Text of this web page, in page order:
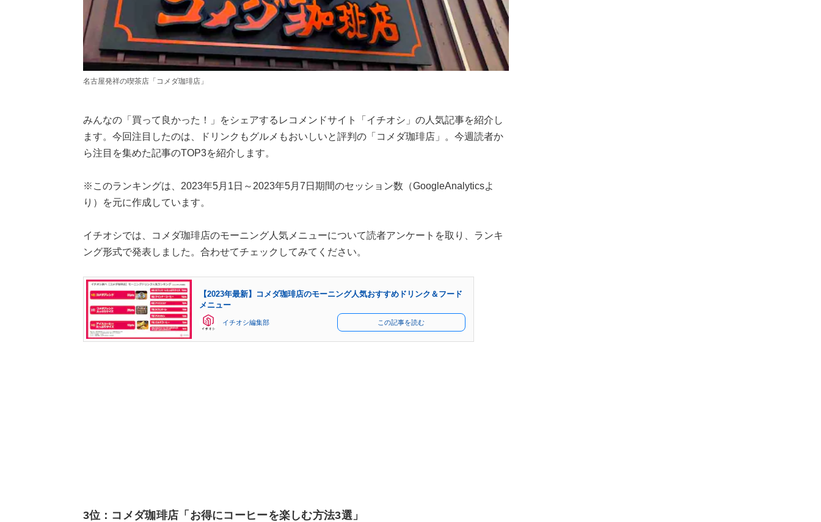
名古屋発祥の喫茶店「コメダ珈琲店」
みんなの「買って良かった！」をシェアするレコメンドサイト「イチオシ」の人気記事を紹介し
ます。今回注目したのは、ドリンクもグルメもおいしいと評判の「コメダ珈琲店」。今週読者か
ら注目を集めた記事のTOP3を紹介します。
※このランキングは、2023年5月1日～2023年5月7日期間のセッション数（GoogleAnalyticsよ
り）を元に作成しています。
イチオシでは、コメダ珈琲店のモーニング人気メニューについて読者アンケートを取り、ランキ
ング形式で発表しました。合わせてチェックしてみてください。
【2023年最新】コメダ珈琲店のモーニング人気おすすめドリンク＆フード
メニュー
イチオシ編集部 この記事を読む
3位：コメダ珈琲店「お得にコーヒーを楽しむ方法3選」